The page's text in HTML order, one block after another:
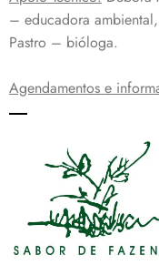
– educadora
Pastro – bióloga.
Agendamentos e